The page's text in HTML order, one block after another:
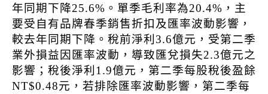
年同期下降25.6%。單季毛利率為20.4%，主
要受自有品牌春季銷售折扣及匯率波動影響，
較去年同期下降。稅前淨利3.6億元，受第二季
業外損益因匯率波動，導致匯兌損失2.3億元之
影響；稅後淨利1.9億元，第二季每股稅後盈餘
NT$0.48元，若排除匯率波動影響，第二季每